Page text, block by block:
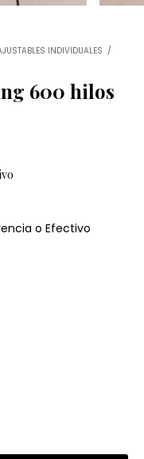
INDIVIDUALES /
600 hilos